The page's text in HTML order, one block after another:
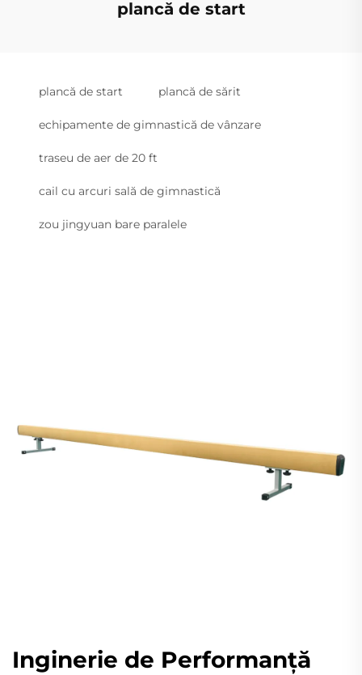
plancă de start
plancă de start plancă de sărit
echipamente de gimnastică de vânzare
traseu de aer de 20 ft
cail cu arcuri sală de gimnastică
zou jingyuan bare paralele
Inginerie de Performanță